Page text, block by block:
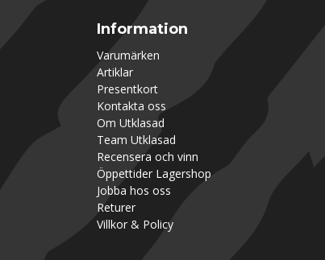
Information
Varumärken
Artiklar
Presentkort
Kontakta oss
Om Utklasad
Team Utklasad
Recensera och vinn
Öppettider Lagershop
Jobba hos oss
Returer
Villkor & Policy